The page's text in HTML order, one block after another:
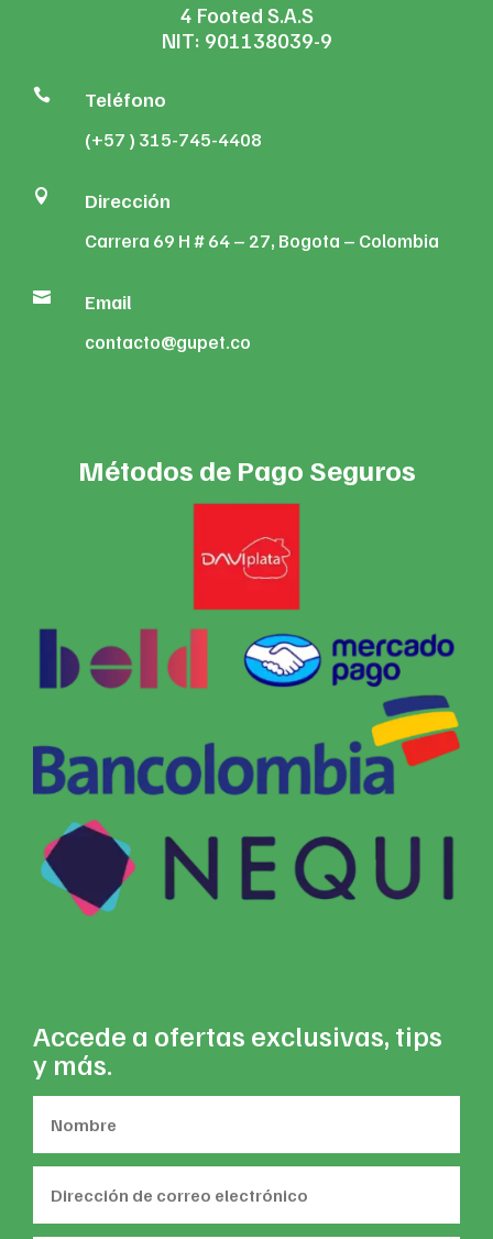
4 Footed S.A.S
NIT: 901138039-9
 Teléfono
(+57 ) 315-745-4408
 Dirección
Carrera 69 H # 64 – 27, Bogota – Colombia
 Email
contacto@gupet.co
Métodos de Pago Seguros
Accede a ofertas exclusivas, tips
y más.